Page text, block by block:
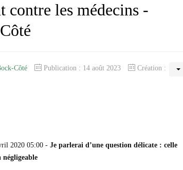
contre les médecins -
Côté Publication : 14 août 2023
Création :
2020 05:00 - Je parlerai d’une question délicate : celle
négligeable